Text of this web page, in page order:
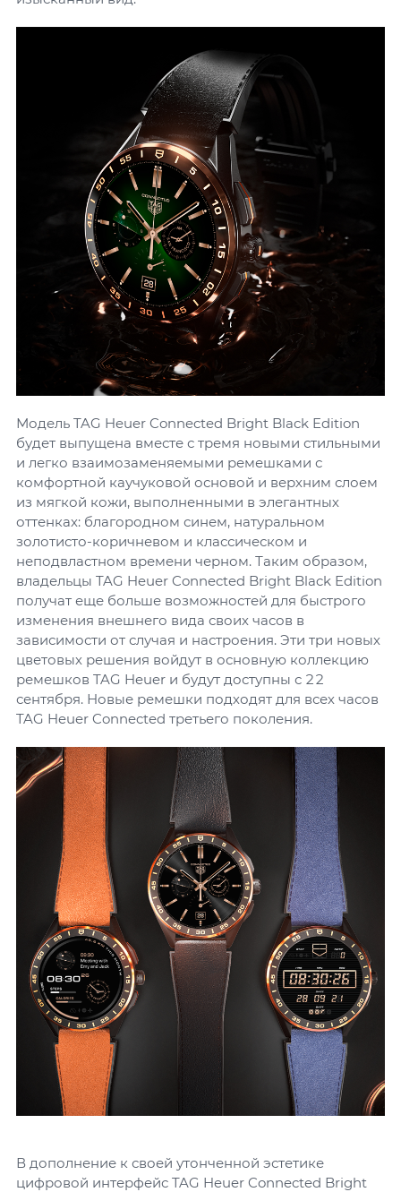
Модель TAG Heuer Connected Bright Black Edition
будет выпущена вместе с тремя новыми стильными
и легко взаимозаменяемыми ремешками с
комфортной каучуковой основой и верхним слоем
из мягкой кожи, выполненными в элегантных
оттенках: благородном синем, натуральном
золотисто-коричневом и классическом и
неподвластном времени черном. Таким образом,
владельцы TAG Heuer Connected Bright Black Edition
получат еще больше возможностей для быстрого
изменения внешнего вида своих часов в
зависимости от случая и настроения. Эти три новых
цветовых решения войдут в основную коллекцию
ремешков TAG Heuer и будут доступны с 22
сентября. Новые ремешки подходят для всех часов
TAG Heuer Connected третьего поколения.
В дополнение к своей утонченной эстетике
цифровой интерфейс TAG Heuer Connected Bright